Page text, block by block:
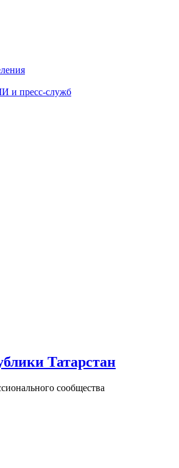
и пресс-служб
Татарстан
сообщества